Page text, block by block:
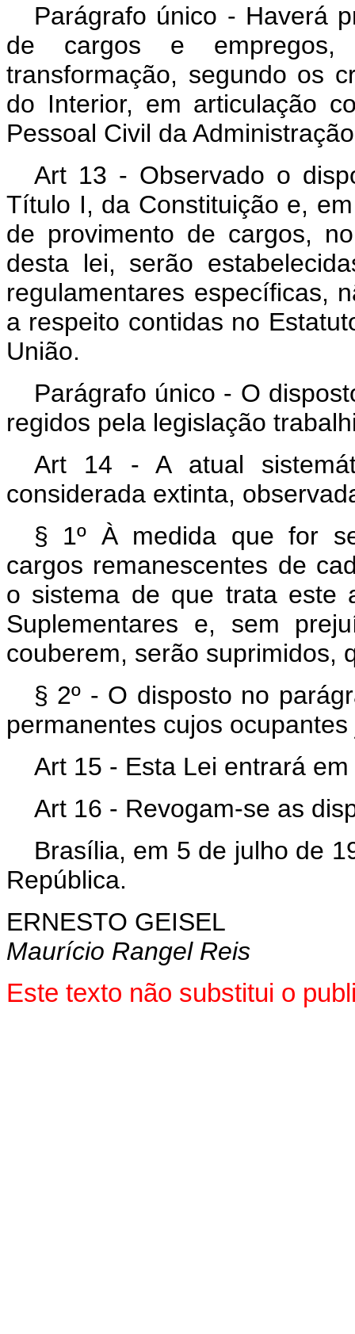
Parágrafo único - Haverá
de cargos e empregos,
transformação, segundo os
do Interior, em articulação
Pessoal Civil da
Art 13 - Observado o
Título I, da Constituição e,
de provimento de cargos,
desta lei, serão
regulamentares específicas,
a respeito contidas no
União.
Parágrafo único - O
regidos pela legislação
Art 14 - A atual
considerada extinta,
§ 1º À medida que for
cargos remanescentes de
o sistema de que trata este
Suplementares e, sem
couberem, serão suprimidos,
§ 2º - O disposto no
permanentes cujos
Art 15 - Esta Lei entrará
Art 16 - Revogam-se as
Brasília, em 5 de julho de
República.
ERNESTO GEISEL
Maurício Rangel Reis
Este texto não substitui o